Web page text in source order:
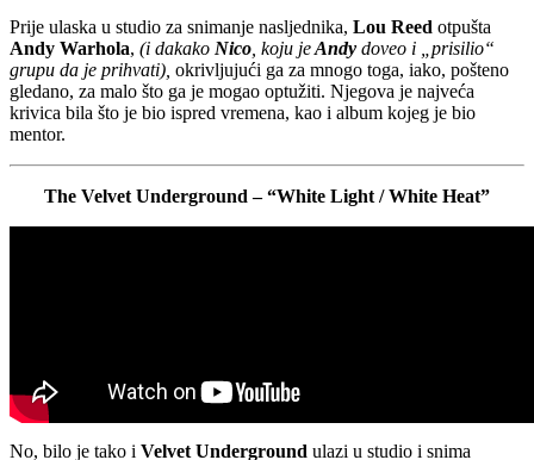
Prije ulaska u studio za snimanje nasljednika, Lou Reed otpušta
Andy Warhola, (i dakako Nico , koju jeAndy doveo i „prisilio“
grupu da je prihvati), okrivljujući ga za mnogo toga, iako, pošteno
gledano, za malo što ga je mogao optužiti. Njegova je najveća
krivica bila što je bio ispred vremena, kao i album kojeg je bio
mentor.
The Velvet Underground – “White Light / White Heat”
No, bilo je tako i Velvet Underground ulazi u studio i snima